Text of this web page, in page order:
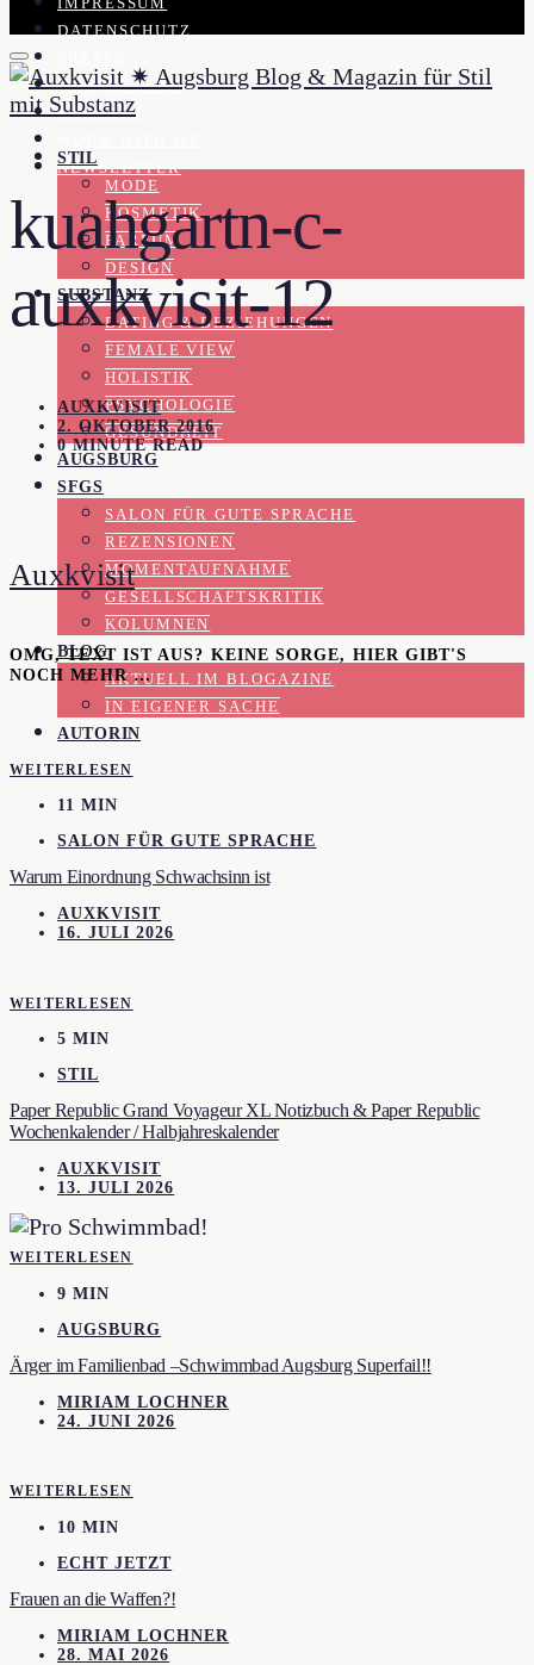
DATENSCHUTZ
KOOPERATION
KONTAKT
NEWSLETTER
STIL
MODE
KOSMETIK
PARFUM
DESIGN
SUBSTANZ
DATING & BEZIEHUNGEN
FEMALE VIEW
HOLISTIK
PSYCHOLOGIE
GESUNDHEIT
AUGSBURG
SFGS
SALON FÜR GUTE SPRACHE
REZENSIONEN
MOMENTAUFNAHME
GESELLSCHAFTSKRITIK
KOLUMNEN
BLOG
AKTUELL IM BLOGAZINE
IN EIGENER SACHE
AUTORIN
kuahgartn-c-
auxkvisit-12
AUXKVISIT
2. OKTOBER 2016
0 MINUTE READ
Auxkvisit
OMG, TEXT IST AUS? KEINE SORGE, HIER GIBT'S
NOCH MEHR …
WEITERLESEN
11 MIN
SALON FÜR GUTE SPRACHE
Warum Einordnung Schwachsinn ist
AUXKVISIT
16. JULI 2026
WEITERLESEN
5 MIN
STIL
Paper Republic Grand Voyageur XL Notizbuch & Paper Republic
Wochenkalender / Halbjahreskalender
AUXKVISIT
13. JULI 2026
WEITERLESEN
9 MIN
AUGSBURG
Ärger im Familienbad –Schwimmbad Augsburg Superfail!!
MIRIAM LOCHNER
24. JUNI 2026
WEITERLESEN
10 MIN
ECHT JETZT
Frauen an die Waffen?!
MIRIAM LOCHNER
28. MAI 2026